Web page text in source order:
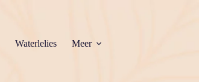
Waterlelies Meer